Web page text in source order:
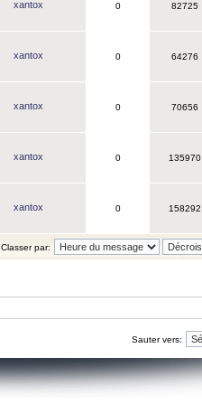
xantox 0 82725
xantox 0 64276
xantox 0 70656
xantox 0 135970
xantox 0 158292
Classer par:
Sauter vers: